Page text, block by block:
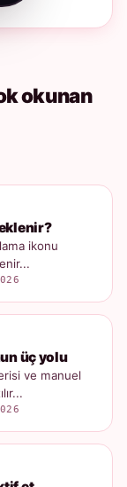
okunan
ikonu
üç yolu
ve manuel